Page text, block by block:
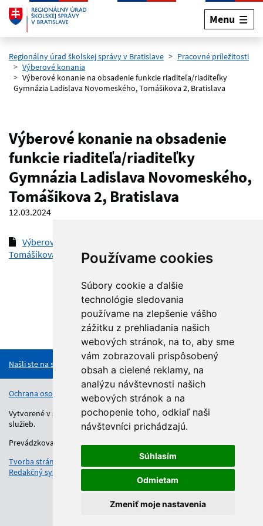
Používame cookies
Súbory cookie a ďalšie
technológie sledovania
používame na zlepšenie vášho
zážitku z prehliadania našich
webových stránok, na to, aby sme
vám zobrazovali prispôsobený
obsah a cielené reklamy, na
analýzu návštevnosti našich
webových stránok a na
pochopenie toho, odkiaľ naši
návštevníci prichádzajú.
Súhlasím
Odmietam
Zmeniť moje nastavenia
Preskočiť na hlavný obsah
Menu
Regionálny úrad školskej správy v Bratislave
Pracovné príležitosti
Výberové konania
Výberové konanie na obsadenie funkcie riaditeľa/riaditeľky
Gymnázia Ladislava Novomeského, Tomášikova 2, Bratislava
Výberové konanie na obsadenie
funkcie riaditeľa/riaditeľky
Gymnázia Ladislava Novomeského,
Tomášikova 2, Bratislava
12.03.2024
Výberové konanie - Gymnázium Ladislava Novomeského,
Tomášikova 2, Bratislava (pdf, 98.7 kB)
Hore
Našli ste na stránke chybu?
Ochrana osobných údajov Vyhlásenie o prístupnosti
Vytvorené v súlade s Jednotným dizajn manuálom elektronických
služieb.
Prevádzkovateľom služby je Regionálny úrad školskej správy.
Tvorba stránok
Redakčný systém
: SysCom